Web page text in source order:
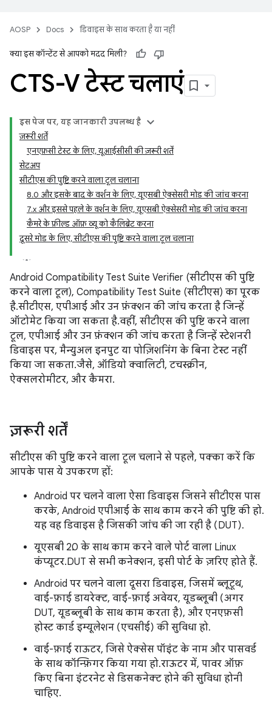
AOSP Docs डिवाइस के साथ करता है या नहीं
क्या इस कॉन्टेंट से आपको मदद मिली?
CTS-V टेस्ट चलाएं
इस पेज पर, यह जानकारी उपलब्ध है
ज़रूरी शर्तें
एनएफ़सी टेस्ट के लिए, यूआईसीसी की ज़रूरी शर्तें
सेटअप
सीटीएस की पुष्टि करने वाला टूल चलाना
8.0 और इसके बाद के वर्शन के लिए, यूएसबी ऐक्सेसरी मोड की जांच करना
7.x और इससे पहले के वर्शन के लिए, यूएसबी ऐक्सेसरी मोड की जांच करना
कैमरे के फ़ील्ड ऑफ़ व्यू को कैलिब्रेट करना
दूसरे मोड के लिए, सीटीएस की पुष्टि करने वाला टूल चलाना
Android Compatibility Test Suite Verifier (सीटीएस की पुष्टि
करने वाला टूल), Compatibility Test Suite (सीटीएस) का पूरक
है. सीटीएस, एपीआई और उन फ़ंक्शन की जांच करता है जिन्हें
ऑटोमेट किया जा सकता है. वहीं, सीटीएस की पुष्टि करने वाला
टूल, एपीआई और उन फ़ंक्शन की जांच करता है जिन्हें स्टेशनरी
डिवाइस पर, मैन्युअल इनपुट या पोज़िशनिंग के बिना टेस्ट नहीं
किया जा सकता. जैसे, ऑडियो क्वालिटी, टचस्क्रीन,
ऐक्सलरोमीटर, और कैमरा.
ज़रूरी शर्तें
सीटीएस की पुष्टि करने वाला टूल चलाने से पहले, पक्का करें कि
आपके पास ये उपकरण हों:
Android पर चलने वाला ऐसा डिवाइस जिसने सीटीएस पास
करके, Android एपीआई के साथ काम करने की पुष्टि की हो.
यह वह डिवाइस है जिसकी जांच की जा रही है (DUT).
यूएसबी 2.0 के साथ काम करने वाले पोर्ट वाला Linux
कंप्यूटर. DUT से सभी कनेक्शन, इसी पोर्ट के ज़रिए होते हैं.
Android पर चलने वाला दूसरा डिवाइस, जिसमें ब्लूटूथ,
वाई-फ़ाई डायरेक्ट, वाई-फ़ाई अवेयर, यूडब्लूबी (अगर
DUT, यूडब्लूबी के साथ काम करता है), और एनएफ़सी
होस्ट कार्ड इम्यूलेशन (एचसीई) की सुविधा हो.
वाई-फ़ाई राऊटर, जिसे ऐक्सेस पॉइंट के नाम और पासवर्ड
के साथ कॉन्फ़िगर किया गया हो. राऊटर में, पावर ऑफ़
किए बिना इंटरनेट से डिसकनेक्ट होने की सुविधा होनी
चाहिए.